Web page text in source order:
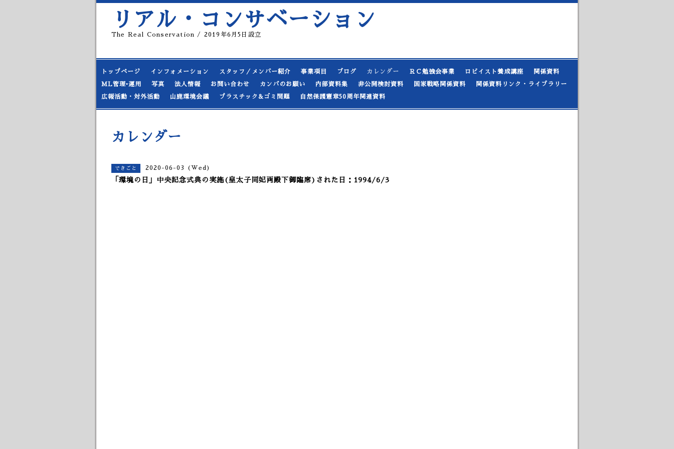
リアル・コンサベーション
The Real Conservation / 2019年6月5日設立
トップページ インフォメーション スタッフ／メンバー紹介 事業項目 ブログ カレンダー ＲＣ勉強会事業 ロビイスト養成講座 関係資料
ML管理•運用 写真 法人情報 お問い合わせ カンパのお願い 内部資料集 非公開検討資料 国家戦略関係資料 関係資料リンク・ライブラリー
広報活動・対外活動 山鹿環境会議 プラスチック&ゴミ問題 自然保護憲章50周年関連資料
カレンダー
できごと 2020-06-03 (Wed)
「環境の日」中央記念式典の実施(皇太子同妃両殿下御臨席)された日：1994/6/3